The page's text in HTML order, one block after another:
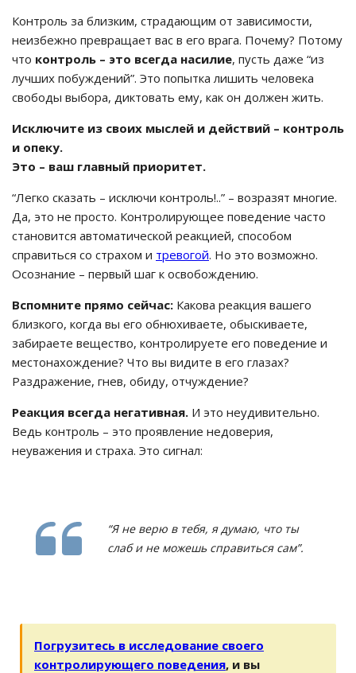
Контроль за близким, страдающим от зависимости,
неизбежно превращает вас в его врага. Почему? Потому
что контроль – это всегда насилие, пусть даже “из
лучших побуждений”. Это попытка лишить человека
свободы выбора, диктовать ему, как он должен жить.
Исключите из своих мыслей и действий – контроль
и опеку.
Это – ваш главный приоритет.
“Легко сказать – исключи контроль!..” – возразят многие.
Да, это не просто. Контролирующее поведение часто
становится автоматической реакцией, способом
справиться со страхом и тревогой. Но это возможно.
Осознание – первый шаг к освобождению.
Вспомните прямо сейчас: Какова реакция вашего
близкого, когда вы его обнюхиваете, обыскиваете,
забираете вещество, контролируете его поведение и
местонахождение? Что вы видите в его глазах?
Раздражение, гнев, обиду, отчуждение?
Реакция всегда негативная. И это неудивительно.
Ведь контроль – это проявление недоверия,
неуважения и страха. Это сигнал:
“Я не верю в тебя, я думаю, что ты
слаб и не можешь справиться сам”.
Погрузитесь в исследование своего
контролирующего поведения, и вы